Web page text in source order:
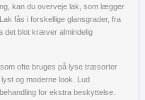
kan du overveje lak, som lægger
fås i forskellige glansgrader, fra
det blot kræver almindelig
som ofte bruges på lyse træsorter
og moderne look. Lud
for ekstra beskyttelse.